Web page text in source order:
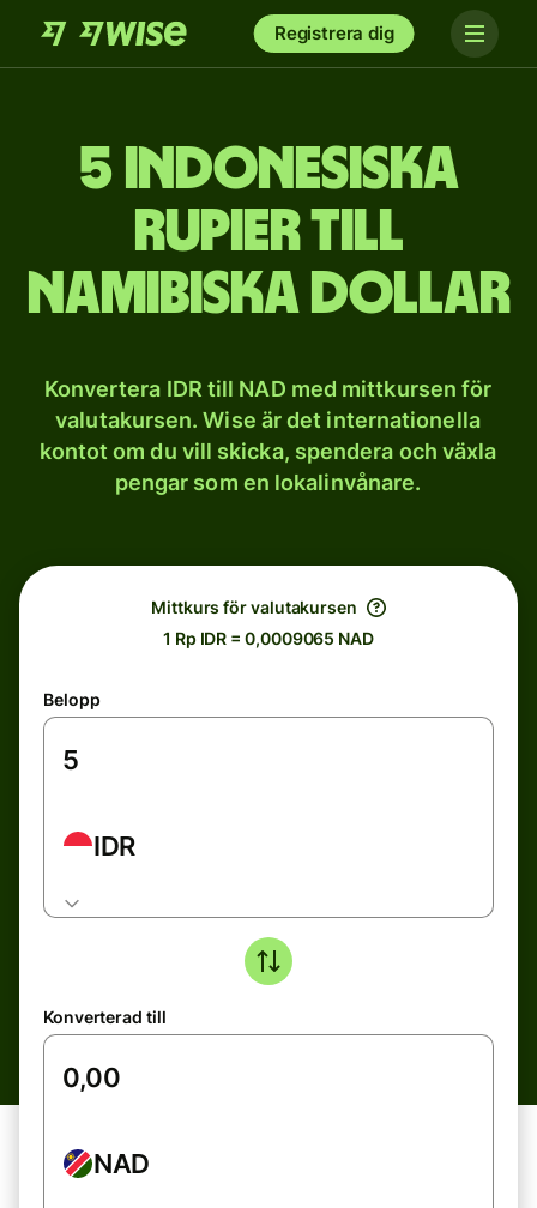
Registrera dig
5 indonesiska
rupier till
namibiska dollar
Konvertera IDR till NAD med mittkursen för
valutakursen. Wise är det internationella
kontot om du vill skicka, spendera och växla
pengar som en lokalinvånare.
Mittkurs för valutakursen
1 Rp IDR = 0,0009065 NAD
Belopp
IDR
Konverterad till
NAD